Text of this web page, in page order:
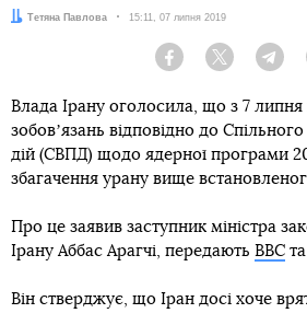
Автор:
Тетяна Павлова Дата:
15:11, 07 липня 2019
Facebook Twitter
Влада Ірану оголосила, що з 7
зобовʼязань відповідно до
дій (СВПД) щодо ядерної програми
збагачення урану вище
Про це заявив заступник міністра
Ірану Аббас Арагчі, передають BBC
Він стверджує, що Іран досі хоче